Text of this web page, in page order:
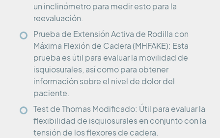
un inclinómetro para medir esto para la
reevaluación.
Prueba de Extensión Activa de Rodilla con
Máxima Flexión de Cadera (MHFAKE): Esta
prueba es útil para evaluar la movilidad de
isquiosurales, así como para obtener
información sobre el nivel de dolor del
paciente.
Test de Thomas Modificado: Útil para evaluar la
flexibilidad de isquiosurales en conjunto con la
tensión de los flexores de cadera.